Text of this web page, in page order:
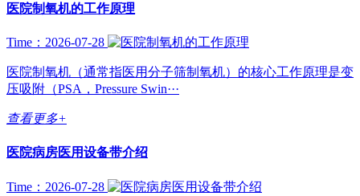
医院制氧机的工作原理
Time：2026-07-28
医院制氧机（通常指医用分子筛制氧机）的核心工作原理是变
压吸附（PSA，Pressure Swin···
查看更多+
医院病房医用设备带介绍
Time：2026-07-28